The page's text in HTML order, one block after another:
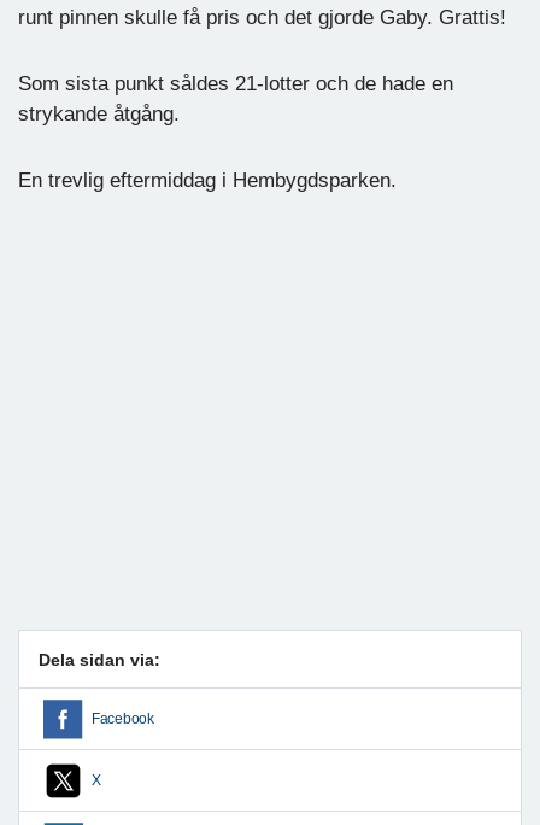
runt pinnen skulle få pris och det gjorde Gaby. Grattis!
Som sista punkt såldes 21-lotter och de hade en
strykande åtgång.
En trevlig eftermiddag i Hembygdsparken.
Dela sidan via:
Facebook
X